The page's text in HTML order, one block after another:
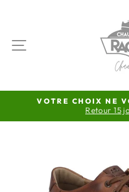
NAVIGATION
VOTRE CHOIX NE
Retour 15